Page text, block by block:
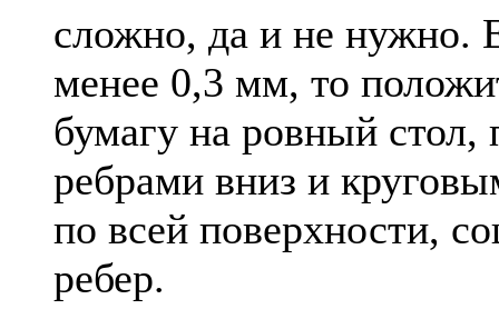
сложно, да и не нужно.
менее 0,3 мм, то
бумагу на ровный стол,
ребрами вниз и
по всей поверхности,
ребер.